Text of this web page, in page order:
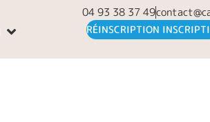
04 93 38 37 49
RÉINSCRIPTION